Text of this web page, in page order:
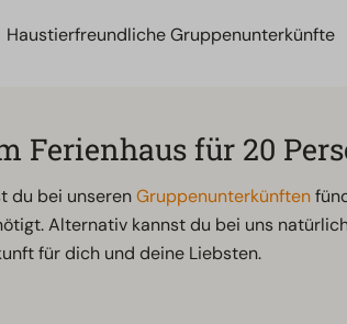
Haustierfreundliche Gruppenunterkünfte
Ferienhaus für 20
du bei unserenGruppenunterkünften
Alternativ kannst du bei uns
für dich und deine Liebsten.